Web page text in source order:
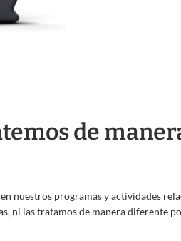
de
nuestros programas y actividades
ni las tratamos de manera diferente